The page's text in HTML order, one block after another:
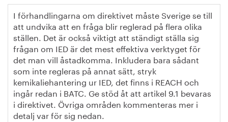
I förhandlingarna om direktivet måste Sverige se till
att undvika att en fråga blir reglerad på flera olika
ställen. Det är också viktigt att ständigt ställa sig
frågan om IED är det mest effektiva verktyget för
det man vill åstadkomma. Inkludera bara sådant
som inte regleras på annat sätt, stryk
kemikaliehantering ur IED, det finns i REACH och
ingår redan i BATC. Ge stöd åt att artikel 9.1 bevaras
i direktivet. Övriga områden kommenteras mer i
detalj var för sig nedan.